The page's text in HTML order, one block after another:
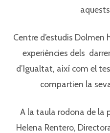
Centre d’estudis
experiències dels
d’Igualtat, així com el
compartien la
A la taula rodona de la
Helena Rentero,